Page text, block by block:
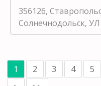
356126,
Солнечнодольск,
1 2 3 4 5